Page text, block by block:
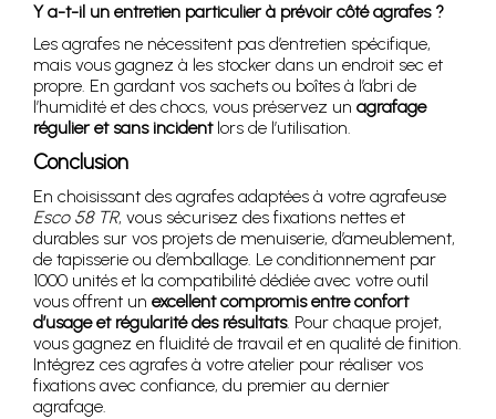
Y a-t-il un entretien particulier à prévoir côté agrafes ?
Les agrafes ne nécessitent pas d’entretien spécifique,
mais vous gagnez à les stocker dans un endroit sec et
propre. En gardant vos sachets ou boîtes à l’abri de
l’humidité et des chocs, vous préservez un agrafage
régulier et sans incidentlors de l’utilisation.
Conclusion
En choisissant des agrafes adaptées à votre agrafeuse
Esco 58 TR, vous sécurisez des fixations nettes et
durables sur vos projets de menuiserie, d’ameublement,
de tapisserie ou d’emballage. Le conditionnement par
1000 unités et la compatibilité dédiée avec votre outil
vous offrent un excellent compromis entre confort
d’usage et régularité des résultats. Pour chaque projet,
vous gagnez en fluidité de travail et en qualité de finition.
Intégrez ces agrafes à votre atelier pour réaliser vos
fixations avec confiance, du premier au dernier
agrafage.